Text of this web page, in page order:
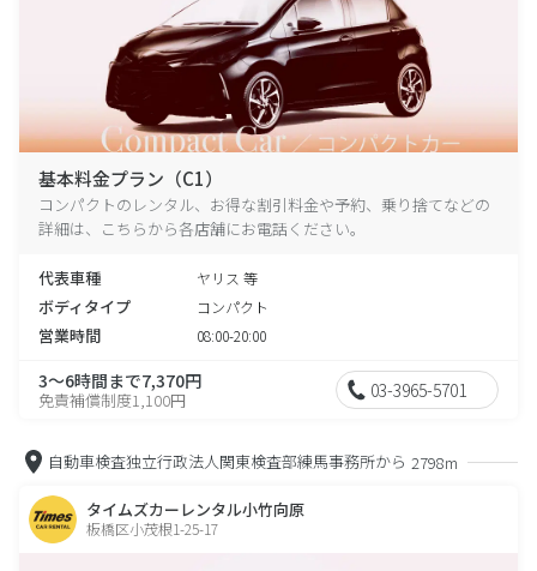
基本料金プラン（C1）
コンパクトのレンタル、お得な割引料金や予約、乗り捨てなどの
詳細は、こちらから各店舗にお電話ください。
代表車種 ヤリス 等
ボディタイプ コンパクト
営業時間 08:00-20:00
3～6時間まで7,370円
免責補償制度1,100円 03-3965-5701
自動車検査独立行政法人関東検査部練馬事務所から 2798m
タイムズカーレンタル小竹向原
板橋区小茂根1-25-17